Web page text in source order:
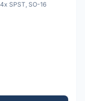
SPST, SO-16